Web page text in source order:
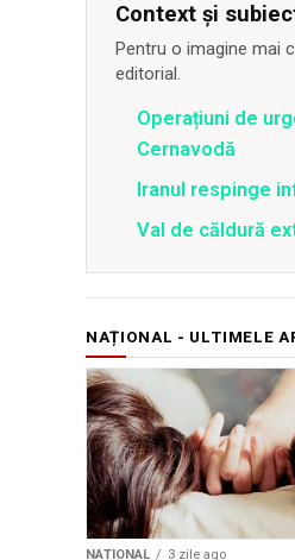
Context și
Pentru o imagine mai
editorial.
Operațiuni de
Cernavodă
Iranul respinge
Val de căldură
NAȚIONAL - ULTIMELE
NAȚIONAL 3 zile ago